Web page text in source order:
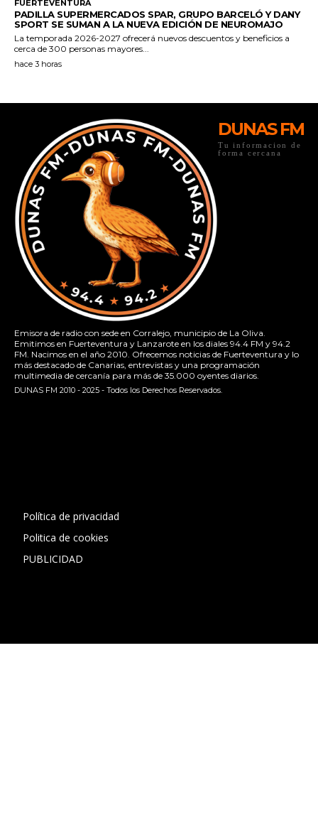
DUNAS FM
Tu informacion de
forma cercana
Emisora de radio con sede en Corralejo, municipio de La Oliva.
Emitimos en Fuerteventura y Lanzarote en los diales 94.4 FM y 94.2
FM. Nacimos en el año 2010. Ofrecemos noticias de Fuerteventura y lo
más destacado de Canarias, entrevistas y una programación
multimedia de cercanía para más de 35.000 oyentes diarios.
DUNAS FM 2010 - 2025 - Todos los Derechos Reservados.
Política de privacidad
Politica de cookies
PUBLICIDAD